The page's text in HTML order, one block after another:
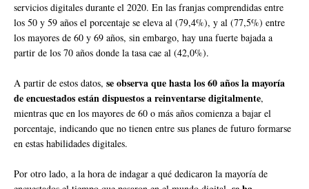
servicios digitales durante el 2020. En las franjas comprendidas entre
los 50 y 59 años el porcentaje se eleva al (79,4%), y al (77,5%) entre
los mayores de 60 y 69 años, sin embargo, hay una fuerte bajada a
partir de los 70 años donde la tasa cae al (42,0%).
A partir de estos datos, se observa que hasta los 60 años la mayoría
de encuestados están dispuestos a reinventarse digitalmente,
mientras que en los mayores de 60 o más años comienza a bajar el
porcentaje, indicando que no tienen entre sus planes de futuro formarse
en estas habilidades digitales.
Por otro lado, a la hora de indagar a qué dedicaron la mayoría de